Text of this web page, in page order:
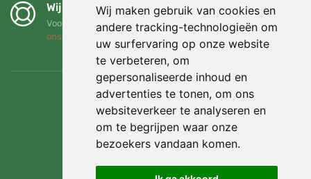
Wij maken gebruik van cookies en
andere tracking-technologieën om
uw surfervaring op onze website
te verbeteren, om
gepersonaliseerde inhoud en
advertenties te tonen, om ons
websiteverkeer te analyseren en
om te begrijpen waar onze
bezoekers vandaan komen.
Wij steunen Trees.org
Voor elke bestelling planten we een boom! Lees meer Over
ons